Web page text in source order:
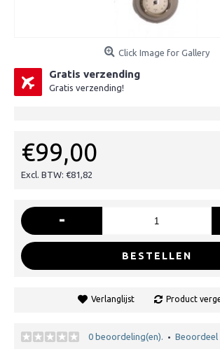
Click Image for Gallery
Gratis verzending
Gratis verzending!
€99,00
Excl. BTW: €81,82
-
BESTELLEN
Verlanglijst Product
0 beoordeling(en). • Beoordeel